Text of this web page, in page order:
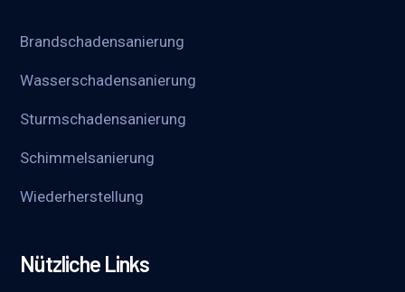
Brandschadensanierung
Wasserschadensanierung
Sturmschadensanierung
Schimmelsanierung
Wieder­herstellung
Nützliche Links